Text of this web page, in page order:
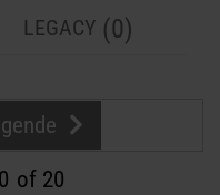
LEGACY (0)
of 20